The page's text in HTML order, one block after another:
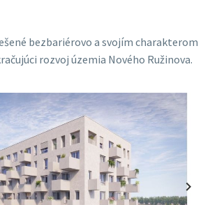
bezbariérovo a svojím charakterom
rozvoj územia Nového Ružinova.